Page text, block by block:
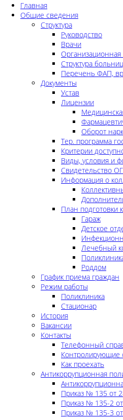
Главная
Общие сведения
Структура
Руководство
Врачи
Организационная
Структура
Перечень ФАП,
Документы
Устав
Лицензии
Оборот
Тер. программа
Критерии
Виды, условия и
Свидетельство
Информация о
План подготовки
Гараж
Детское
Лечебный
Роддом
График приема граждан
Режим работы
Поликлиника
Стационар
История
Вакансии
Контакты
Телефонный
Контролирующие
Как проехать
Антикоррупционная
Приказ № 135 от
Приказ № 135-2
Приказ № 135-3